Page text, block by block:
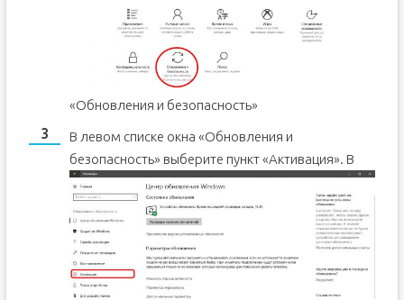
«Обновления и безопасность»
В левом списке окна «Обновления и
безопасность» выберите пункт «Активация». В